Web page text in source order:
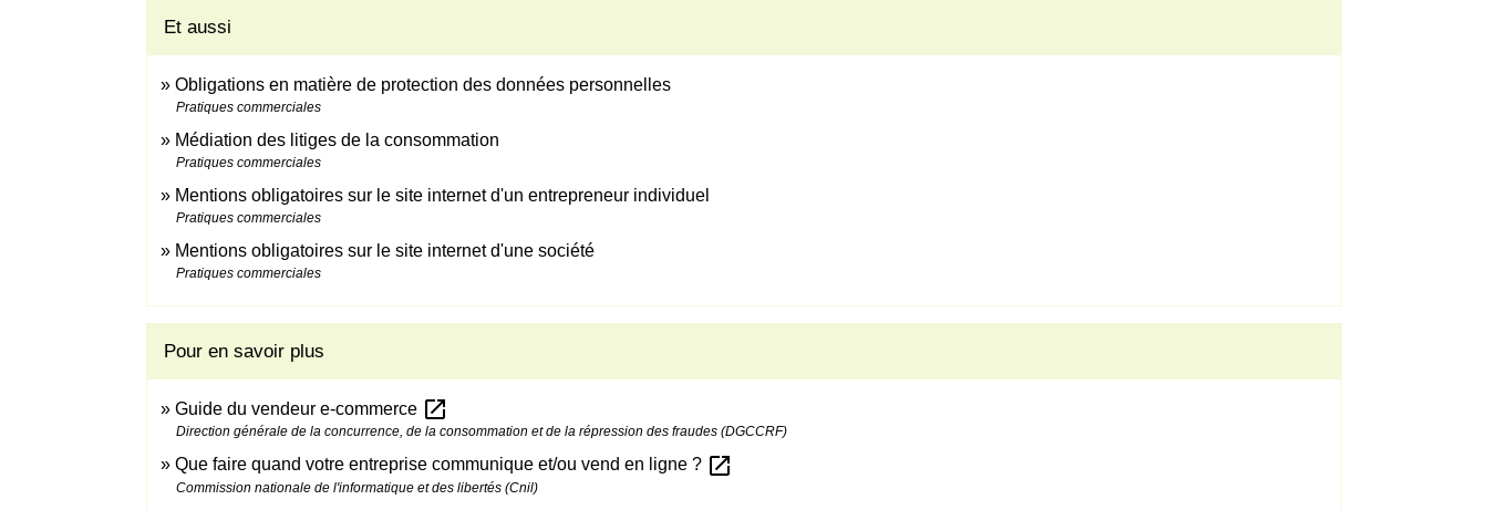
Et aussi
Obligations en matière de protection des données personnelles
Pratiques commerciales
Médiation des litiges de la consommation
Pratiques commerciales
Mentions obligatoires sur le site internet d'un entrepreneur individuel
Pratiques commerciales
Mentions obligatoires sur le site internet d'une société
Pratiques commerciales
Pour en savoir plus
Guide du vendeur e-commerce open_in_new
Direction générale de la concurrence, de la consommation et de la répression des fraudes (DGCCRF)
Que faire quand votre entreprise communique et/ou vend en ligne ? open_in_new
Commission nationale de l'informatique et des libertés (Cnil)